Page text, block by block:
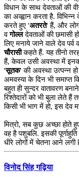
विधान के साथ देवताओं की
का अव्ह्वान करता है.
करते हुए 'अतरते' हैं, और
वगोल्लदेवताओं की छमासी
लिए मनाये जाने वाले देव पर्व
चौरासीकहते हैं. यह तीनो
हैं, केवल उसी अवस्था में इनको
'सूतक' की अवस्था उत्पन्न
अमवस्या के दिन भी समाप्त
बहुत ही सुन्दर वातावरण
रिश्तेदारों को भी बुला लेते
किसी भी भाग में हो, इस देव
मित्रो, सब कुछ अच्छा होते
वह है पशुबलि. इसकी
धीरे लोगों में चेतना आने लगी
विनोद सिंह गढ़िया